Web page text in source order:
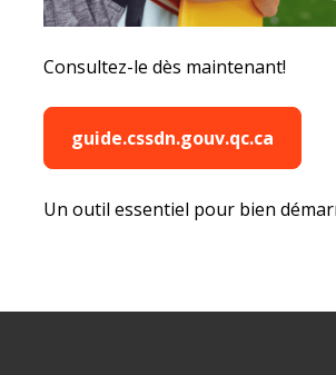
Consultez-le dès maintenant!
guide.cssdn.gouv.qc.ca
Un outil essentiel pour bien